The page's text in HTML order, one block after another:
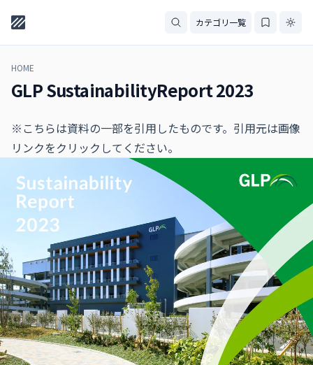
カテゴリ一覧
HOME
GLP SustainabilityReport 2023
※こちらは資料の一部を引用したものです。引用元は画像
リンクをクリックしてください。